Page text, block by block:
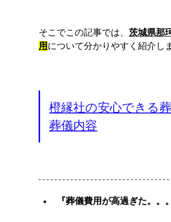
そこでこの記事では、 茨城県那
用 について分かりやすく紹介し
橙縁社の安心できる
葬儀内容
『葬儀費用が高過ぎた。。